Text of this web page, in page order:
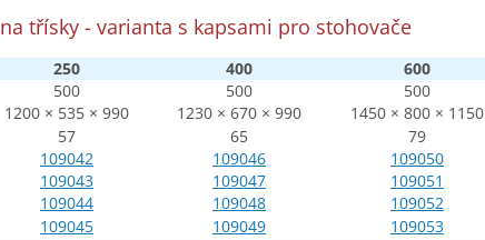
na třísky - varianta s kapsami pro stohovače
250 400
600
500 500
500
1200 × 535 × 990 1230 × 670 × 990
1450 × 800 × 1150
57 65
79
109042 109046
109050
109043 109047
109051
109044 109048
109052
109045 109049 109053